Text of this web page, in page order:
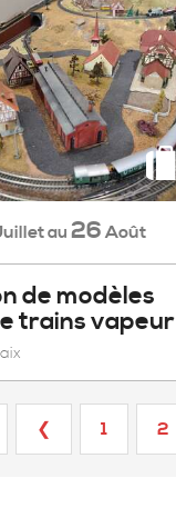
au 26 Août
de modèles
trains vapeur
❮ 1 2